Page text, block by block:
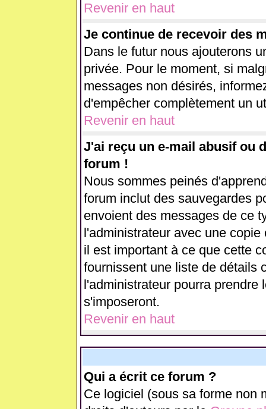
Revenir en haut
Je continue de recevoir des
Dans le futur nous ajouterons
privée. Pour le moment, si
messages non désirés,
d'empêcher complètement un
Revenir en haut
J'ai reçu un e-mail abusif ou
forum !
Nous sommes peinés
forum inclut des sauvegardes
envoient des messages de ce
l'administrateur avec une
il est important à ce que cette
fournissent une liste de détails
l'administrateur pourra prendre
s'imposeront.
Revenir en haut
Qui a écrit ce forum ?
Ce logiciel (sous sa forme non